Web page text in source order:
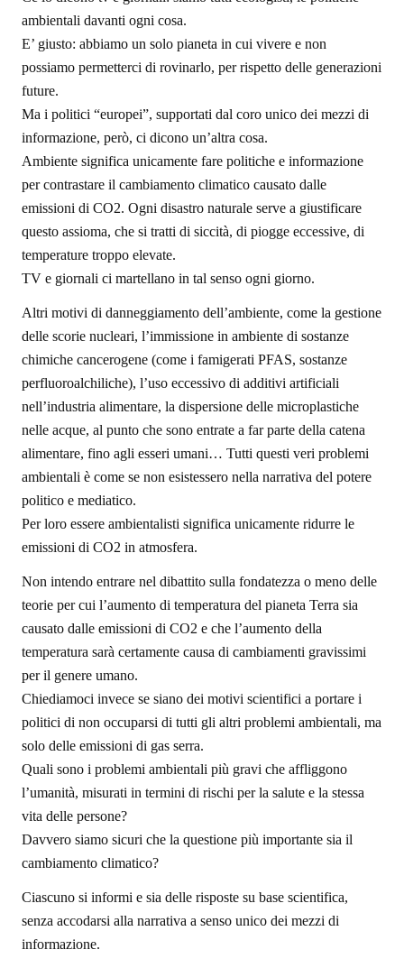
ambientali davanti ogni cosa.
E’ giusto: abbiamo un solo pianeta in cui vivere e non
possiamo permetterci di rovinarlo, per rispetto delle generazioni
future.
Ma i politici “europei”, supportati dal coro unico dei mezzi di
informazione, però, ci dicono un’altra cosa.
Ambiente significa unicamente fare politiche e informazione
per contrastare il cambiamento climatico causato dalle
emissioni di CO2. Ogni disastro naturale serve a giustificare
questo assioma, che si tratti di siccità, di piogge eccessive, di
temperature troppo elevate.
TV e giornali ci martellano in tal senso ogni giorno.
Altri motivi di danneggiamento dell’ambiente, come la gestione
delle scorie nucleari, l’immissione in ambiente di sostanze
chimiche cancerogene (come i famigerati PFAS, sostanze
perfluoroalchiliche), l’uso eccessivo di additivi artificiali
nell’industria alimentare, la dispersione delle microplastiche
nelle acque, al punto che sono entrate a far parte della catena
alimentare, fino agli esseri umani… Tutti questi veri problemi
ambientali è come se non esistessero nella narrativa del potere
politico e mediatico.
Per loro essere ambientalisti significa unicamente ridurre le
emissioni di CO2 in atmosfera.
Non intendo entrare nel dibattito sulla fondatezza o meno delle
teorie per cui l’aumento di temperatura del pianeta Terra sia
causato dalle emissioni di CO2 e che l’aumento della
temperatura sarà certamente causa di cambiamenti gravissimi
per il genere umano.
Chiediamoci invece se siano dei motivi scientifici a portare i
politici di non occuparsi di tutti gli altri problemi ambientali, ma
solo delle emissioni di gas serra.
Quali sono i problemi ambientali più gravi che affliggono
l’umanità, misurati in termini di rischi per la salute e la stessa
vita delle persone?
Davvero siamo sicuri che la questione più importante sia il
cambiamento climatico?
Ciascuno si informi e sia delle risposte su base scientifica,
senza accodarsi alla narrativa a senso unico dei mezzi di
informazione.